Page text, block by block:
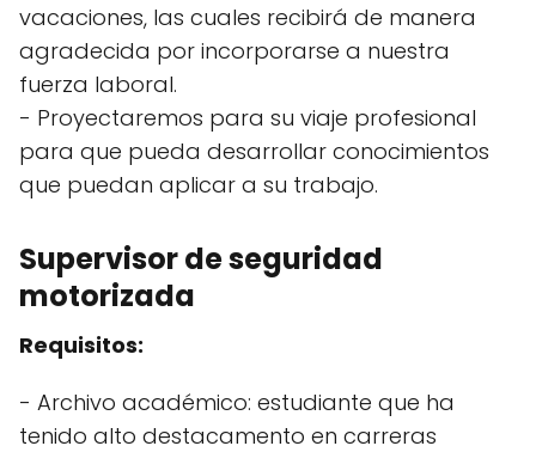
vacaciones, las cuales recibirá de manera
agradecida por incorporarse a nuestra
fuerza laboral.
- Proyectaremos para su viaje profesional
para que pueda desarrollar conocimientos
que puedan aplicar a su trabajo.
Supervisor de seguridad
motorizada
Requisitos:
- Archivo académico: estudiante que ha
tenido alto destacamento en carreras